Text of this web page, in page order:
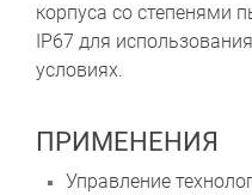
корпуса со степенями
IP67 для
условиях.
ПРИМЕНЕНИЯ
Управление